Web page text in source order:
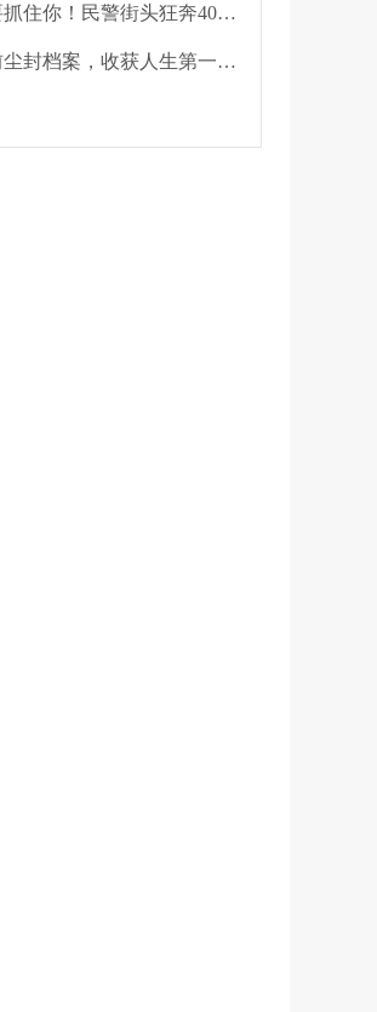
鞋跑掉了也要抓住你！民警街头狂奔400米擒贼
她翻遍30年前尘封档案，收获人生第一面锦旗